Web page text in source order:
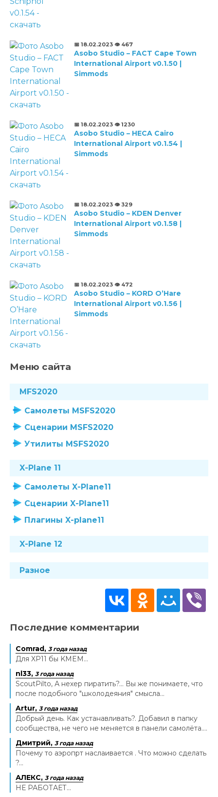
📅 18.02.2023 👁️ 467
Asobo Studio – FACT Cape Town
International Airport v0.1.50 |
Simmods
📅 18.02.2023 👁️ 1230
Asobo Studio – HECA Cairo
International Airport v0.1.54 |
Simmods
📅 18.02.2023 👁️ 329
Asobo Studio – KDEN Denver
International Airport v0.1.58 |
Simmods
📅 18.02.2023 👁️ 472
Asobo Studio – KORD O’Hare
International Airport v0.1.56 |
Simmods
Меню сайта
MFS2020
Самолеты MSFS2020
Сценарии MSFS2020
Утилиты MSFS2020
X-Plane 11
Самолеты X-Plane11
Сценарии X-Plane11
Плагины X-plane11
X-Plane 12
Разное
Последние комментарии
Comrad, 3 года назад
Для XP11 бы KMEM...
nl33, 3 года назад
ScoutPilto, А нехер пиратить?... Вы же понимаете, что
после подобного "школодеяния" смысла...
Artur, 3 года назад
Добрый день. Как устанавливать?. Добавил в папку
сообщества, не чего не меняется в панели самолёта....
Дмитрий, 3 года назад
Почему то аэропрт наслаивается . Что можно сделать
?...
АЛЕКС, 3 года назад
НЕ РАБОТАЕТ...